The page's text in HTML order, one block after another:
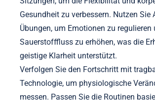
Gesundheit zu verbessern. Nutzen Sie
Übungen, um Emotionen zu regulieren
Sauerstofffluss zu erhöhen, was die
geistige Klarheit unterstützt.
Verfolgen Sie den Fortschritt mit
Technologie, um physiologische
messen. Passen Sie die Routinen